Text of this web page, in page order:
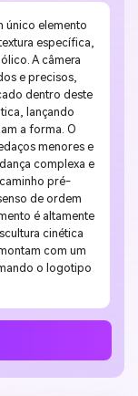
único elemento
específica,
A câmera
e precisos,
dentro deste
lançando
a forma. O
menores e
complexa e
pré-
de ordem
é altamente
cinética
com um
o logotipo